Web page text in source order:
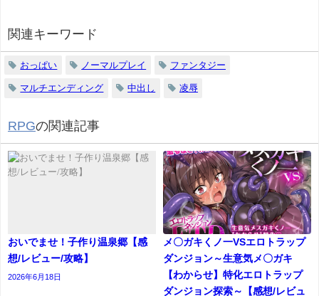
関連キーワード
おっぱい ノーマルプレイ ファンタジー
マルチエンディング 中出し 凌辱
RPGの関連記事
おいでませ！子作り温泉郷【感
想/レビュー/攻略】
2026年6月18日
メ〇ガキくノ一VSエロトラップ
ダンジョン～生意気メ〇ガキ
【わからせ】特化エロトラップ
ダンジョン探索～【感想/レビュ